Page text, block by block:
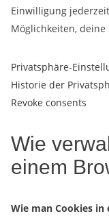
Einwilligung
Möglichkeiten, deine
Privatsphäre-
Historie der
Revoke consents
Wie
einem
Wie man Cookies